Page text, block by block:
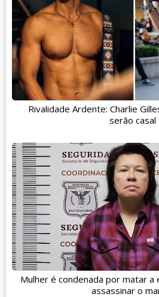
Rivalidade Ardente: Charlie
serão casal
Mulher é condenada por matar a
assassinar o